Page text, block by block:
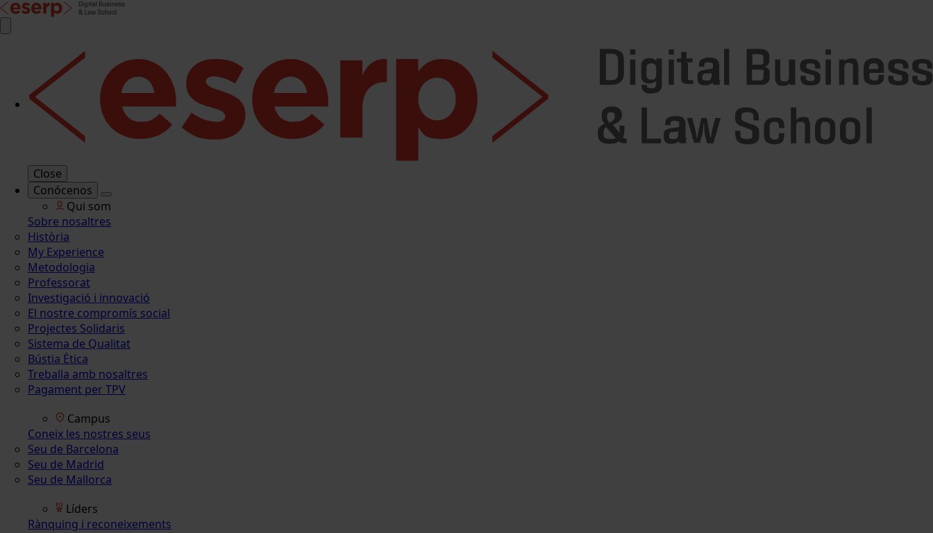
Close
Conócenos
Qui som
Sobre nosaltres
Història
My Experience
Metodologia
Professorat
Investigació i innovació
El nostre compromís social
Projectes Solidaris
Sistema de Qualitat
Bústia Ètica
Treballa amb nosaltres
Pagament per TPV
Campus
Coneix les nostres seus
Seu de Barcelona
Seu de Madrid
Seu de Mallorca
Líders
Rànquing i reconeixements